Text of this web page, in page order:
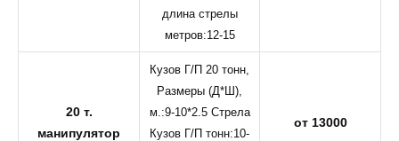
длина стрелы
метров:12-15
20 т.
манипулятор
Кузов Г/П 20 тонн,
Размеры (Д*Ш),
м.:9-10*2.5 Стрела
Кузов Г/П тонн:10-
от 13000